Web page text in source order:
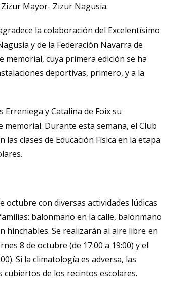
Mayor- Zizur Nagusia.
la colaboración del Excelentísimo
y de la Federación Navarra de
memorial, cuya primera edición se ha
deportivas, primero, y a la
Erreniega y Catalina de Foix su
Durante esta semana, el Club
clases de Educación Física en la etapa
octubre con diversas actividades lúdicas
balonmano en la calle, balonmano
hinchables. Se realizarán al aire libre en
8 de octubre (de 17:00 a 19:00) y el
Si la climatología es adversa, las
de los recintos escolares.